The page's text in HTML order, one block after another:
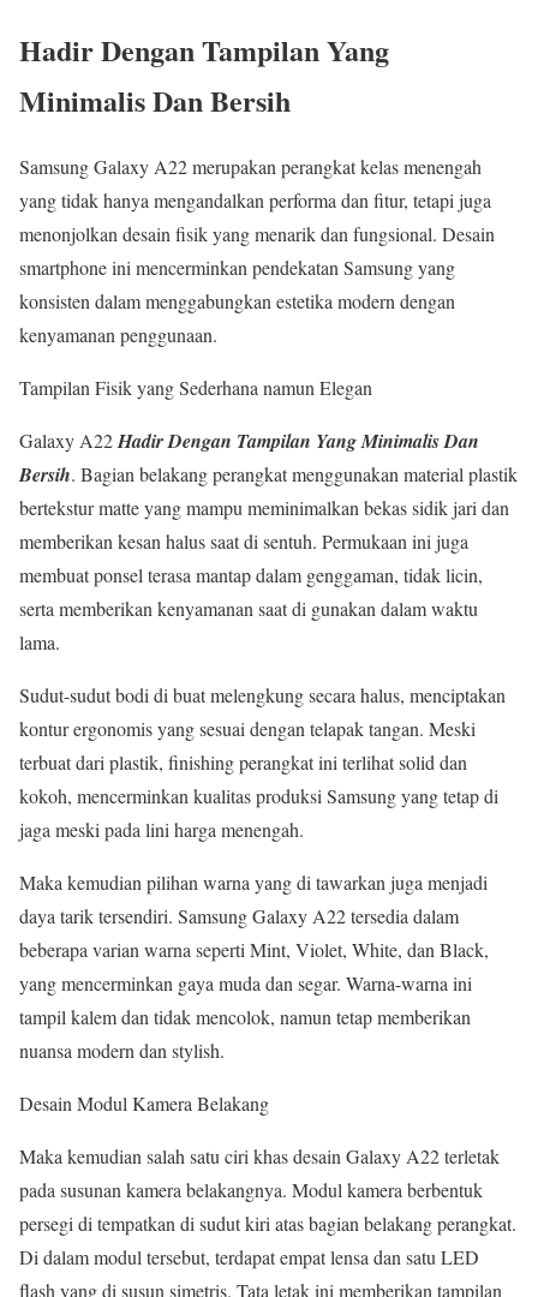
Hadir Dengan Tampilan Yang
Minimalis Dan Bersih
Samsung Galaxy A22 merupakan perangkat kelas menengah
yang tidak hanya mengandalkan performa dan fitur, tetapi juga
menonjolkan desain fisik yang menarik dan fungsional. Desain
smartphone ini mencerminkan pendekatan Samsung yang
konsisten dalam menggabungkan estetika modern dengan
kenyamanan penggunaan.
Tampilan Fisik yang Sederhana namun Elegan
Galaxy A22Hadir Dengan Tampilan Yang Minimalis Dan
Bersih. Bagian belakang perangkat menggunakan material plastik
bertekstur matte yang mampu meminimalkan bekas sidik jari dan
memberikan kesan halus saat di sentuh. Permukaan ini juga
membuat ponsel terasa mantap dalam genggaman, tidak licin,
serta memberikan kenyamanan saat di gunakan dalam waktu
lama.
Sudut-sudut bodi di buat melengkung secara halus, menciptakan
kontur ergonomis yang sesuai dengan telapak tangan. Meski
terbuat dari plastik, finishing perangkat ini terlihat solid dan
kokoh, mencerminkan kualitas produksi Samsung yang tetap di
jaga meski pada lini harga menengah.
Maka kemudian pilihan warna yang di tawarkan juga menjadi
daya tarik tersendiri. Samsung Galaxy A22 tersedia dalam
beberapa varian warna seperti Mint, Violet, White, dan Black,
yang mencerminkan gaya muda dan segar. Warna-warna ini
tampil kalem dan tidak mencolok, namun tetap memberikan
nuansa modern dan stylish.
Desain Modul Kamera Belakang
Maka kemudian salah satu ciri khas desain Galaxy A22 terletak
pada susunan kamera belakangnya. Modul kamera berbentuk
persegi di tempatkan di sudut kiri atas bagian belakang perangkat.
Di dalam modul tersebut, terdapat empat lensa dan satu LED
flash yang di susun simetris. Tata letak ini memberikan tampilan